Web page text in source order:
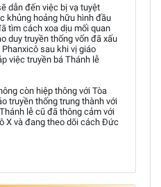
dẫn đến việc bị vạ tuyệt
khủng hoảng hữu hình đầu
tìm cách xoa dịu mối quan
duy truyền thống vốn đã xấu
sau khi vị giáo
việc truyền bá Thánh lễ
còn hiệp thông với Tòa
truyền thống trung thành với
lễ cũ đã thông cảm với
X và đang theo dõi cách Đức